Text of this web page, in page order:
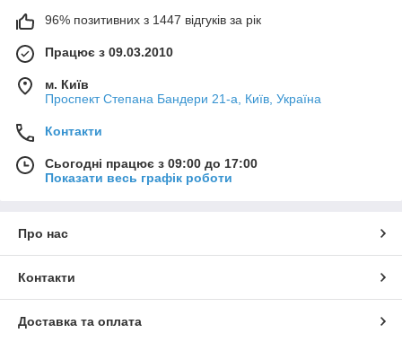
96% позитивних з 1447 відгуків за рік
Працює з 09.03.2010
м. Київ
Проспект Степана Бандери 21-а, Київ, Україна
Контакти
Сьогодні працює з 09:00 до 17:00
Показати весь графік роботи
Про нас
Контакти
Доставка та оплата